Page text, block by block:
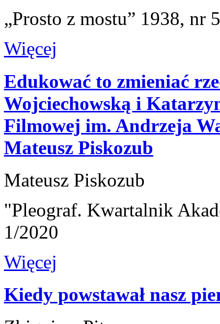
„Prosto z mostu” 1938, nr
Więcej
Edukować to zmieniać
Wojciechowską i
Filmowej im. Andrzeja
Mateusz Piskozub
Mateusz Piskozub
"Pleograf. Kwartalnik
1/2020
Więcej
Kiedy powstawał nasz